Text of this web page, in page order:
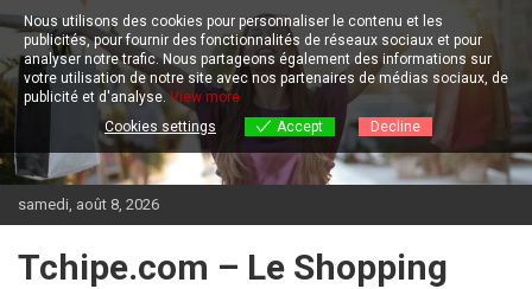
Aller
au
contenu
samedi, août 8, 2026
Tchipe.com – Le Shopping
Nous utilisons des cookies pour personnaliser le contenu et les
publicités, pour fournir des fonctionnalités de réseaux sociaux et pour
analyser notre trafic.Nous partageons également des informations sur
votre utilisation de notre site avec nos partenaires de médias sociaux, de
publicité et d'analyse. View more
Cookies settings
Accept Decline